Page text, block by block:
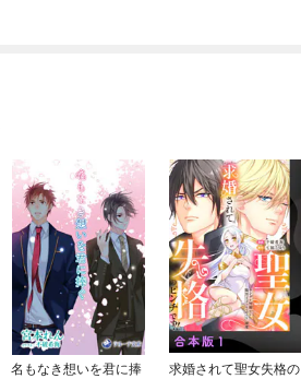
名もなき想いを君に捧
求婚されて聖女失格の